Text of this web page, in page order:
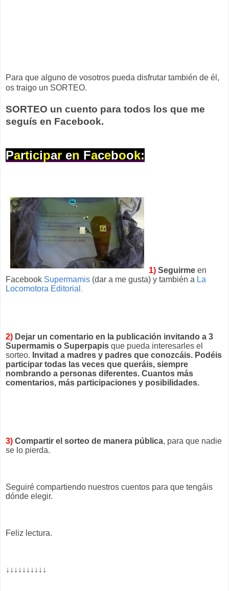
Para que alguno de vosotros pueda disfrutar también de él,
os traigo un SORTEO.
SORTEO un cuento para todos los que me
seguís en Facebook.
Participar en Facebook:
1) Seguirme en
Facebook Supermamis (dar a me gusta) y también a La
Locomotora Editorial .
2) Dejar un comentario en la publicación invitando a 3
Supermamis o Superpapis que pueda interesarles el
sorteo. Invitad a madres y padres que conozcáis. Podéis
participar todas las veces que queráis, siempre
nombrando a personas diferentes. Cuantos más
comentarios, más participaciones y posibilidades.
3) Compartir el sorteo de manera pública, para que nadie
se lo pierda.
Seguiré compartiendo nuestros cuentos para que tengáis
dónde elegir.
Feliz lectura.
↓↓↓↓↓↓↓↓↓↓